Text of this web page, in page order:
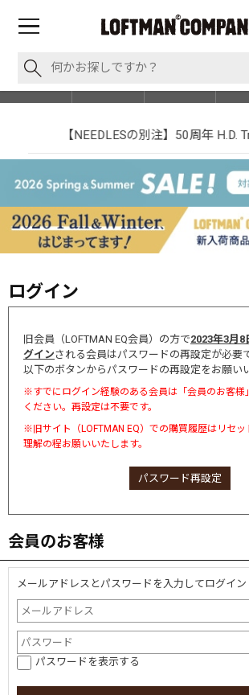
【NEEDLESの別注】50周年 H.D.
ログイン
旧会員（LOFTMAN EQ会員）の方で2023年3月8
グインされる会員はパスワードの再設定が必要
以下のボタンからパスワードの再設定をお願い
※すでにログイン経験のある会員は「会員のお客様
ください。再設定は不要です。
※旧サイト（LOFTMAN EQ）での購買履歴はリセ
理解の程お願いいたします。
パスワード再設定
会員のお客様
メールアドレスとパスワードを入力してログイン
パスワードを表示する